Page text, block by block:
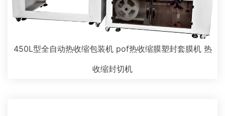
450L型全自动热收缩包装机 pof热收缩膜塑封套膜机 热
收缩封切机